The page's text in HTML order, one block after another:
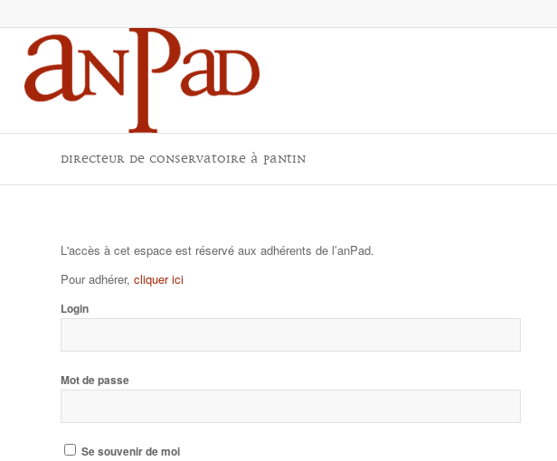
Directeur de conservatoire à Pantin
L'accès à cet espace est réservé aux adhérents de l’anPad.
Pour adhérer, cliquer ici
Login
Mot de passe
Se souvenir de moi